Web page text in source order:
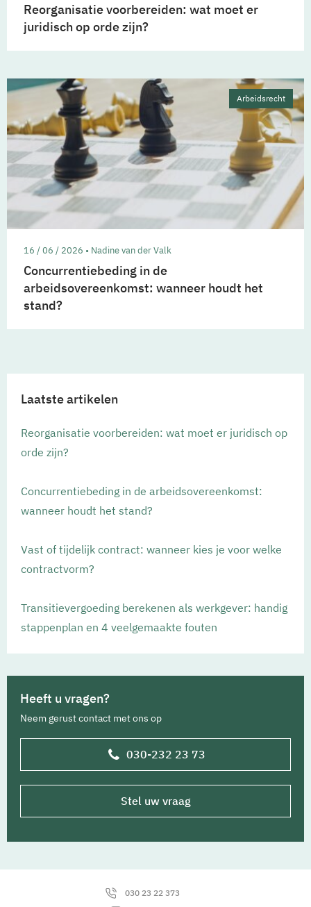
Reorganisatie voorbereiden: wat moet er
juridisch op orde zijn?
Arbeidsrecht
16 / 06 / 2026 • Nadine van der Valk
Concurrentiebeding in de
arbeidsovereenkomst: wanneer houdt het
stand?
Laatste artikelen
Reorganisatie voorbereiden: wat moet er juridisch op
orde zijn?
Concurrentiebeding in de arbeidsovereenkomst:
wanneer houdt het stand?
Vast of tijdelijk contract: wanneer kies je voor welke
contractvorm?
Transitievergoeding berekenen als werkgever: handig
stappenplan en 4 veelgemaakte fouten
Heeft u vragen?
Neem gerust contact met ons op
030-232 23 73
Stel uw vraag
030 23 22 373